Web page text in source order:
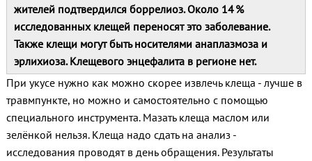
жителей подтвердился боррелиоз. Около 14 %
исследованных клещей переносят это заболевание.
Также клещи могут быть носителями анаплазмоза и
эрлихиоза. Клещевого энцефалита в регионе нет.
При укусе нужно как можно скорее извлечь клеща - лучше в
травмпункте, но можно и самостоятельно с помощью
специального инструмента. Мазать клеща маслом или
зелёнкой нельзя. Клеща надо сдать на анализ -
исследования проводят в день обращения. Результаты